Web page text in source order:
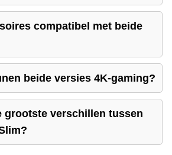
compatibel met beide
beide versies 4K-gaming?
grootste verschillen tussen